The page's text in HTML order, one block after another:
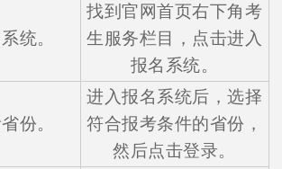
统。
找到官网首页右下角考
生服务栏目，点击进入
报名系统。
份。
进入报名系统后，选择
符合报考条件的省份，
然后点击登录。